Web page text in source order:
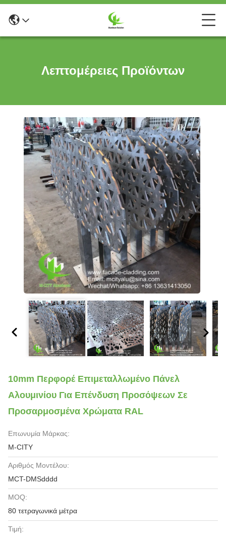
Λεπτομέρειες Προϊόντων
10mm Περφορέ Επιμεταλλωμένο Πάνελ
Αλουμινίου Για Επένδυση Προσόψεων Σε
Προσαρμοσμένα Χρώματα RAL
Επωνυμία Μάρκας:
M-CITY
Αριθμός Μοντέλου:
MCT-DMSdddd
MOQ:
80 τετραγωνικά μέτρα
Τιμή: